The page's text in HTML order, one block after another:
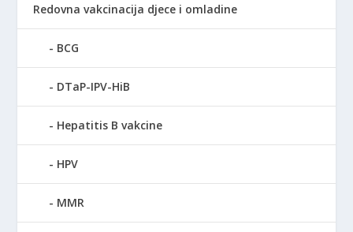
Redovna vakcinacija djece i omladine
BCG
DTaP-IPV-HiB
Hepatitis B vakcine
HPV
MMR